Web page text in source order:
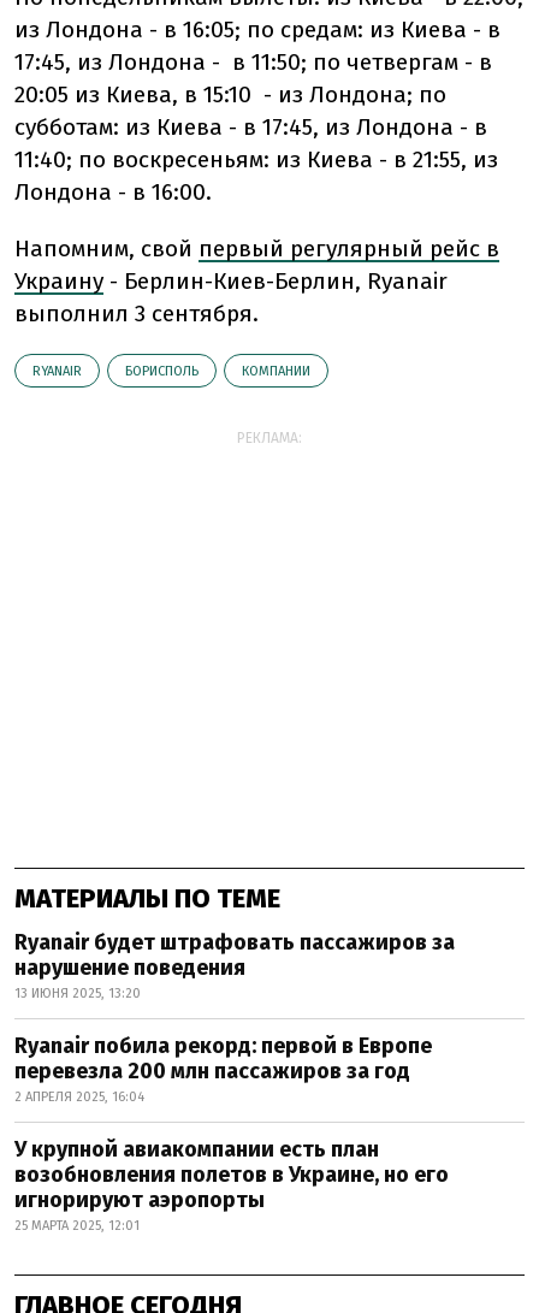
из Лондона - в 16:05; по средам: из Киева - в
17:45, из Лондона - в 11:50; по четвергам - в
20:05 из Киева, в 15:10 - из Лондона; по
субботам: из Киева - в 17:45, из Лондона - в
11:40; по воскресеньям: из Киева - в 21:55, из
Лондона - в 16:00.
Напомним, свой первый регулярный рейс в
Украину - Берлин-Киев-Берлин, Ryanair
выполнил 3 сентября.
RYANAIR БОРИСПОЛЬ КОМПАНИИ
РЕКЛАМА:
МАТЕРИАЛЫ ПО ТЕМЕ
Ryanair будет штрафовать пассажиров за
нарушение поведения
13 ИЮНЯ 2025, 13:20
Ryanair побила рекорд: первой в Европе
перевезла 200 млн пассажиров за год
2 АПРЕЛЯ 2025, 16:04
У крупной авиакомпании есть план
возобновления полетов в Украине, но его
игнорируют аэропорты
25 МАРТА 2025, 12:01
ГЛАВНОЕ СЕГОДНЯ